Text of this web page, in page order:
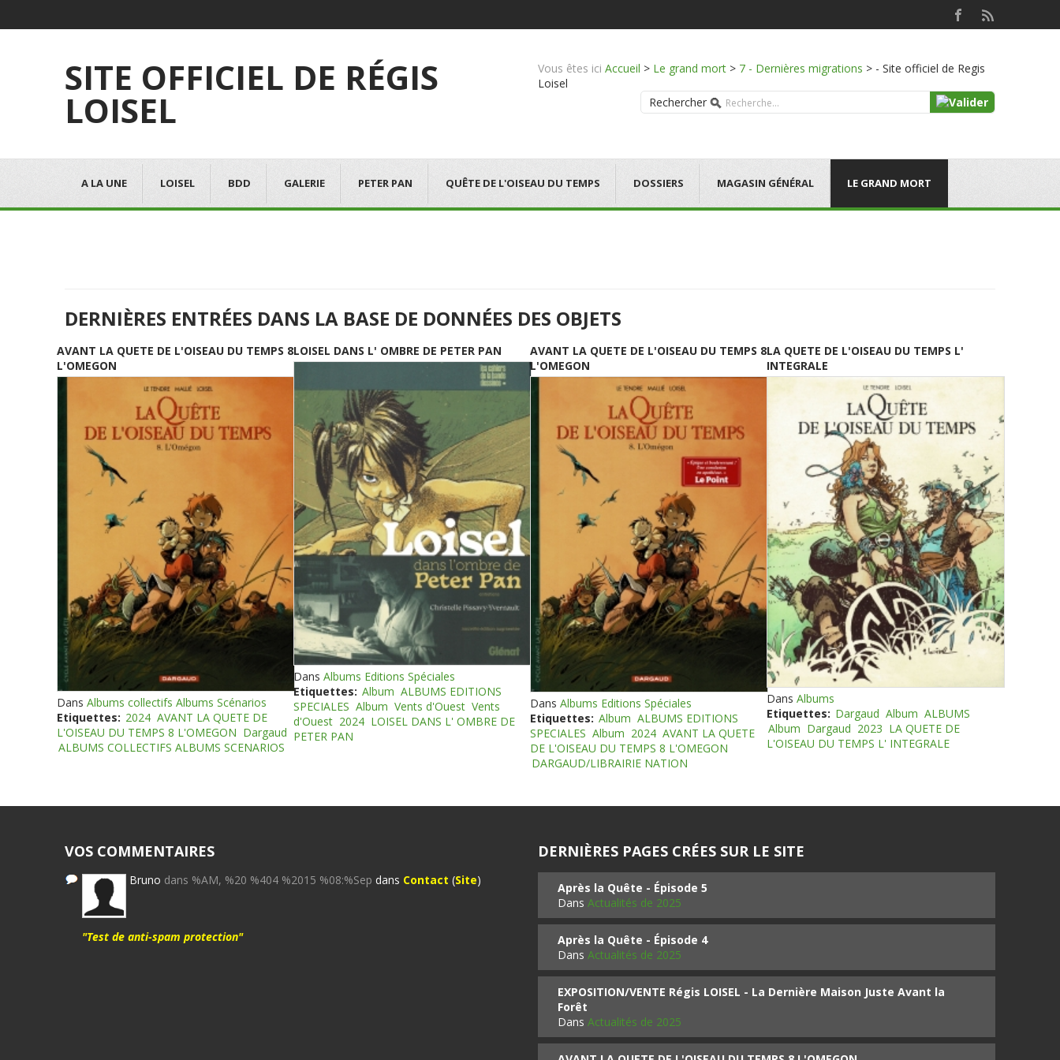
SITE OFFICIEL DE RÉGIS
LOISEL
Vous êtes ici Accueil > Le grand mort > 7 - Dernières migrations > - Site officiel de Regis
Loisel
Rechercher
A LA UNE LOISEL BDD GALERIE PETER PAN QUÊTE DE L'OISEAU DU TEMPS DOSSIERS MAGASIN GÉNÉRAL LE GRAND MORT
DERNIÈRES ENTRÉES DANS LA BASE DE DONNÉES DES OBJETS
AVANT LA QUETE DE L'OISEAU DU TEMPS 8
L'OMEGON
Dans Albums collectifs Albums Scénarios
Etiquettes: 2024 AVANT LA QUETE DE
L'OISEAU DU TEMPS 8 L'OMEGON Dargaud
ALBUMS COLLECTIFS ALBUMS SCENARIOS
LOISEL DANS L' OMBRE DE PETER PAN
Dans Albums Editions Spéciales
Etiquettes: Album ALBUMS EDITIONS
SPECIALES Album Vents d'Ouest Vents
d'Ouest 2024 LOISEL DANS L' OMBRE DE
PETER PAN
AVANT LA QUETE DE L'OISEAU DU TEMPS 8
L'OMEGON
Dans Albums Editions Spéciales
Etiquettes: Album ALBUMS EDITIONS
SPECIALES Album 2024 AVANT LA QUETE
DE L'OISEAU DU TEMPS 8 L'OMEGON
DARGAUD/LIBRAIRIE NATION
LA QUETE DE L'OISEAU DU TEMPS L'
INTEGRALE
Dans Albums
Etiquettes: Dargaud Album ALBUMS
Album Dargaud 2023 LA QUETE DE
L'OISEAU DU TEMPS L' INTEGRALE
VOS COMMENTAIRES
Bruno dans %AM, %20 %404 %2015 %08:%Sep dans Contact (Site)
"Test de anti-spam protection"
DERNIÈRES PAGES CRÉES SUR LE SITE
Après la Quête - Épisode 5
Dans Actualités de 2025
Après la Quête - Épisode 4
Dans Actualités de 2025
EXPOSITION/VENTE Régis LOISEL - La Dernière Maison Juste Avant la
Forêt
Dans Actualités de 2025